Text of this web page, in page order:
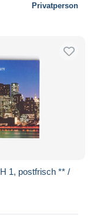
Privatperson
1, postfrisch ** /